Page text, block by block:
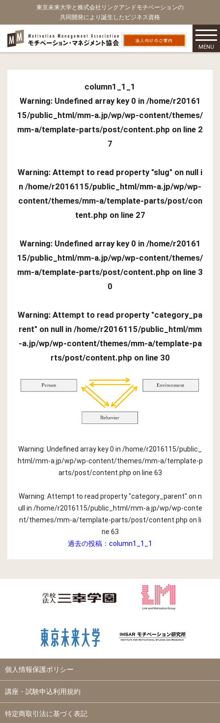
東京未来大学と株式会社リンクアンドモチベーションの
共同開発により誕生したビジネス資格
MENU
column1_1_1
Warning: Undefined array key 0 in /home/r20161
15/public_html/mm-a.jp/wp/wp-content/themes/
mm-a/template-parts/post/content.php on line 2
7
Warning: Attempt to read property "slug" on null i
n /home/r2016115/public_html/mm-a.jp/wp/wp-
content/themes/mm-a/template-parts/post/con
tent.php on line 27
Warning: Undefined array key 0 in /home/r20161
15/public_html/mm-a.jp/wp/wp-content/themes/
mm-a/template-parts/post/content.php on line 3
0
Warning: Attempt to read property "category_pa
rent" on null in /home/r2016115/public_html/mm
-a.jp/wp/wp-content/themes/mm-a/template-pa
rts/post/content.php on line 30
Warning: Undefined array key 0 in /home/r2016115/public_
html/mm-a.jp/wp/wp-content/themes/mm-a/template-p
arts/post/content.php on line 63
Warning: Attempt to read property "category_parent" on n
ull in /home/r2016115/public_html/mm-a.jp/wp/wp-conte
nt/themes/mm-a/template-parts/post/content.php on li
ne 63
過去の投稿： column1_1_1
個人情報保護ポリシー
講座・試験申込利用規約
特定商取引法に基づく表記